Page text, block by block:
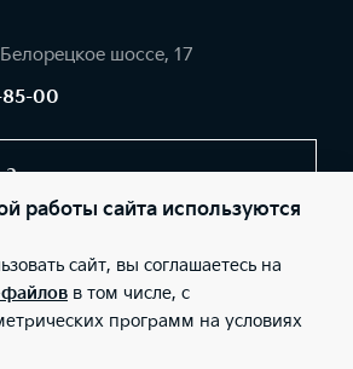
шоссе, 17
85-00
Заказать звонок
ООО «Урал-Авто» (Фактический
Белорецкое шоссе, 17; Телефон: +7 (351)
ОГРН: 1037402232230), ООО
адрес: г.Москва, Валовая 26;
80; ИНН: 7728674093; ОГРН:
деятельность на территории РФ в
работы сайта используются
сайт, вы соглашаетесь на
в том числе, с
программ на условиях